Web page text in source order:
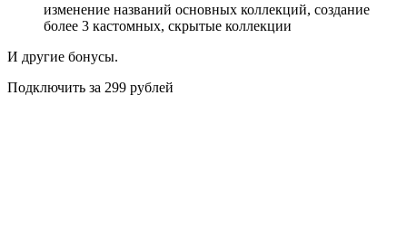
изменение названий основных коллекций, создание
более 3 кастомных, скрытые коллекции
И другие бонусы.
Подключить за 299 рублей